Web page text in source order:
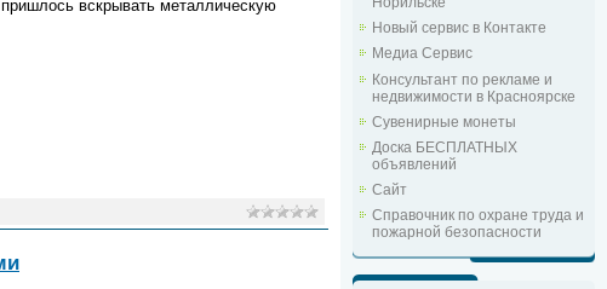
вскрывать металлическую
Новый сервис в Контакте
Медиа Сервис
Консультант по рекламе и
недвижимости в Красноярске
Сувенирные монеты
Доска БЕСПЛАТНЫХ
объявлений
Сайт
Справочник по охране труда и
пожарной безопасности